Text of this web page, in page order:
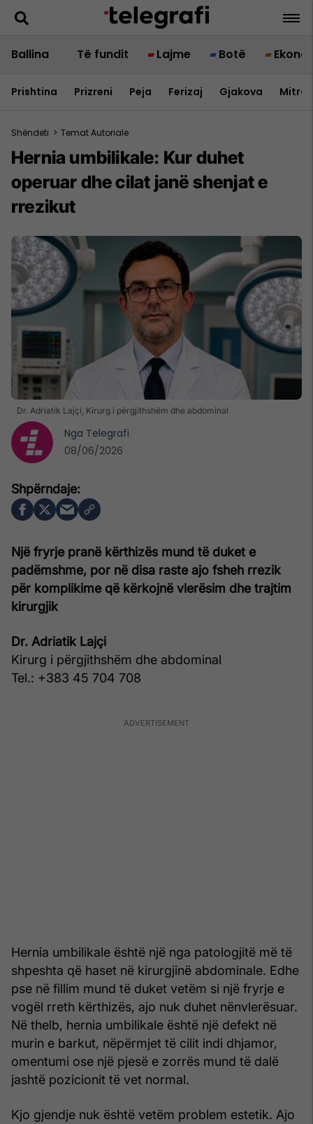
Ballina Të fundit Lajme Botë
Prishtina Prizreni Peja Ferizaj Gjakova
Shëndeti > Temat Autoriale
Hernia umbilikale: Kur duhet
operuar dhe cilat janë shenjat e
rrezikut
Dr. Adriatik Lajçi, Kirurg i përgjithshëm dhe abdominal
Një fryrje pranë kërthizës mund të duket e
padëmshme, por në disa raste ajo fsheh rrezik
për komplikime që kërkojnë vlerësim dhe trajtim
kirurgjik
Dr. Adriatik Lajçi
Kirurg i përgjithshëm dhe abdominal
Tel.: +383 45 704 708
Hernia umbilikale është një nga patologjitë më të
shpeshta që haset në kirurgjinë abdominale. Edhe
pse në fillim mund të duket vetëm si një fryrje e
vogël rreth kërthizës, ajo nuk duhet nënvlerësuar.
Në thelb, hernia umbilikale është një defekt në
murin e barkut, nëpërmjet të cilit indi dhjamor,
omentumi ose një pjesë e zorrës mund të dalë
jashtë pozicionit të vet normal.
Kjo gjendje nuk është vetëm problem estetik. Ajo
Nga Telegrafi
08/06/2026